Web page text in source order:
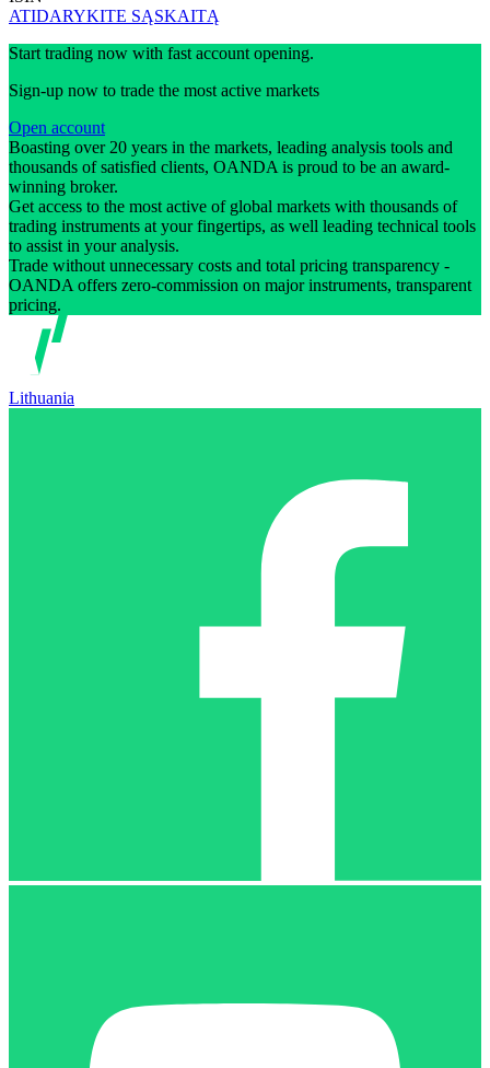
ATIDARYKITE SĄSKAITĄ
Start trading now with fast account opening.
Sign-up now to trade the most active markets
Open account
Boasting over 20 years in the markets, leading analysis tools and
thousands of satisfied clients, OANDA is proud to be an award-
winning broker.
Get access to the most active of global markets with thousands of
trading instruments at your fingertips, as well leading technical tools
to assist in your analysis.
Trade without unnecessary costs and total pricing transparency -
OANDA offers zero-commission on major instruments, transparent
pricing.
Lithuania